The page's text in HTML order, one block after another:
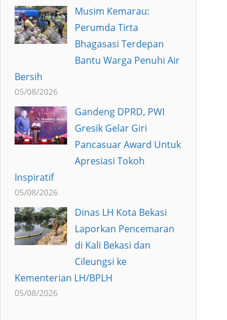
Musim Kemarau:
Perumda Tirta
Bhagasasi Terdepan
Bantu Warga Penuhi Air
Bersih
05/08/2026
Gandeng DPRD, PWI
Gresik Gelar Giri
Pancasuar Award Untuk
Apresiasi Tokoh
Inspiratif
05/08/2026
Dinas LH Kota Bekasi
Laporkan Pencemaran
di Kali Bekasi dan
Cileungsi ke
Kementerian LH/BPLH
05/08/2026